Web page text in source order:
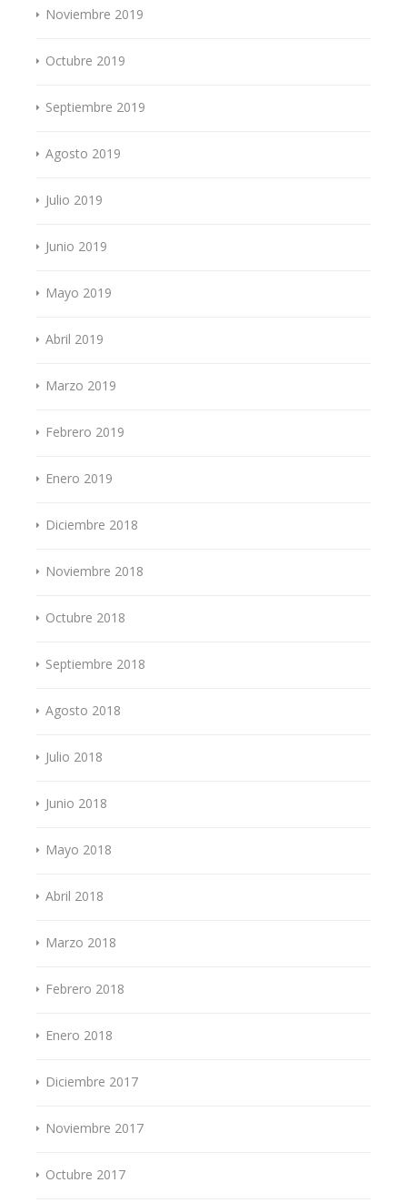
Noviembre 2019
Octubre 2019
Septiembre 2019
Agosto 2019
Julio 2019
Junio 2019
Mayo 2019
Abril 2019
Marzo 2019
Febrero 2019
Enero 2019
Diciembre 2018
Noviembre 2018
Octubre 2018
Septiembre 2018
Agosto 2018
Julio 2018
Junio 2018
Mayo 2018
Abril 2018
Marzo 2018
Febrero 2018
Enero 2018
Diciembre 2017
Noviembre 2017
Octubre 2017